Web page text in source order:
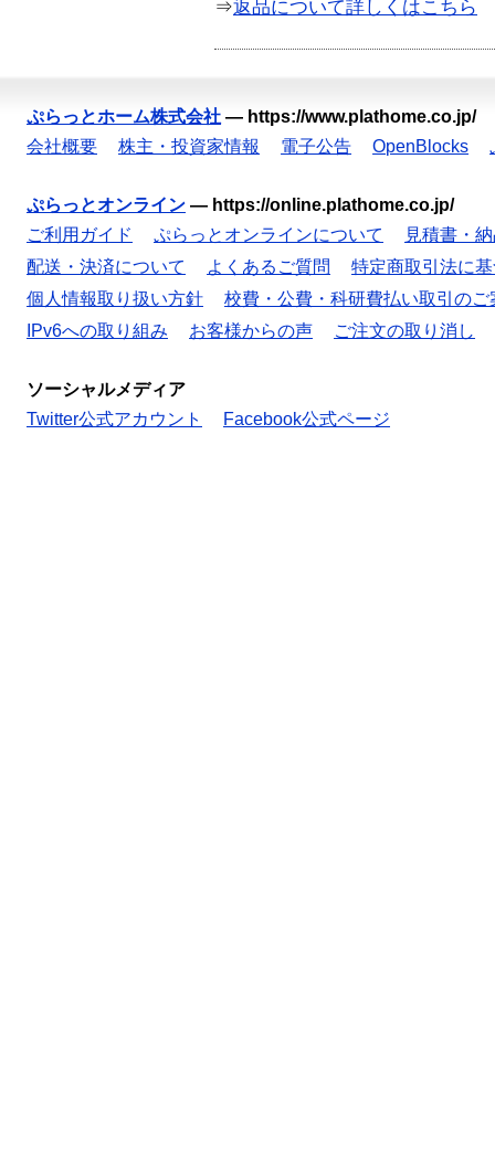
⇒返品について詳しくはこちら
ぷらっとホーム株式会社 — https://www.plathome.co.jp/
会社概要
株主・投資家情報 電子公告 OpenBlocks
ぷらっとオンライン — https://online.plathome.co.jp/
ご利用ガイド
ぷらっとオンラインについて
見積書・
配送・決済について
よくあるご質問
特定商取引法に
個人情報取り扱い方針
校費・公費・科研費払い取引のご
IPv6への取り組み
お客様からの声 ご注文の取り消し
ソーシャルメディア
Twitter公式アカウント
Facebook公式ページ